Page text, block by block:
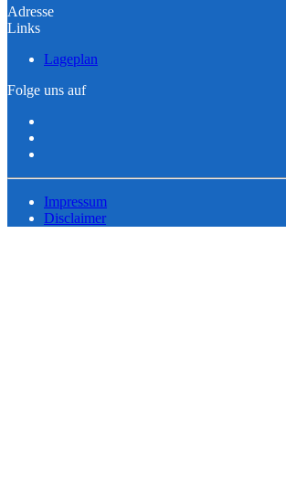
Adresse
Links
Lageplan
Folge uns auf
Impressum
Disclaimer